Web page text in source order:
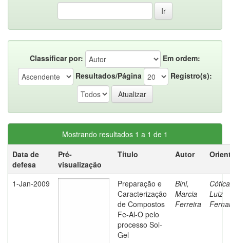
Classificar por:
Em ordem:
Resultados/Página
Registro(s):
Mostrando resultados 1 a 1 de 1
Data de
defesa
Pré-
visualização
Título Autor
1-Jan-2009
Preparação e
Caracterização
de Compostos
Fe-Al-O pelo
processo Sol-
Gel
Bini,
Marcia
Ferreira
Luiz